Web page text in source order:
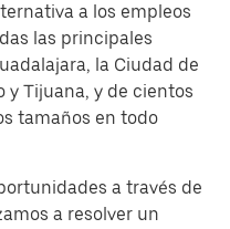
a los empleos
las principales
la Ciudad de
y Tijuana, y de cientos
tamaños en todo
a través de
a resolver un